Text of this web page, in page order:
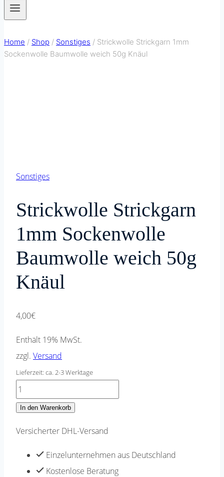
Home / Shop / Sonstiges / Strickwolle Strickgarn 1mm
Sockenwolle Baumwolle weich 50g Knäul
Sonstiges
Strickwolle Strickgarn
1mm Sockenwolle
Baumwolle weich 50g
Knäul
4,00€
Enthält 19% MwSt.
zzgl. Versand
Lieferzeit: ca. 2-3 Werktage
Strickwolle
Strickgarn
Sockenwolle
Baumwolle
weich
In den Warenkorb
Versicherter DHL-Versand
Einzelunternehmen aus Deutschland
Kostenlose Beratung